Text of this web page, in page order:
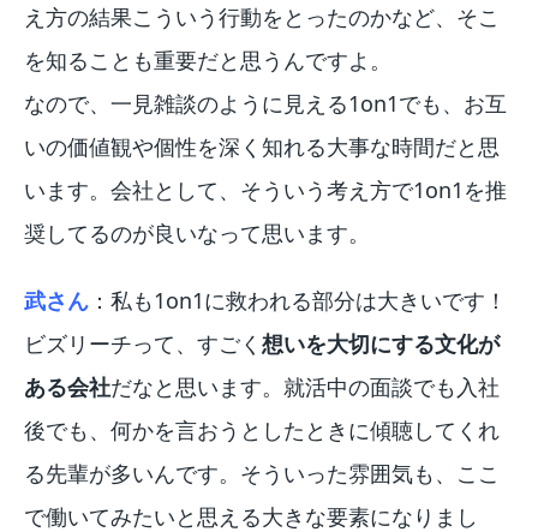
え方の結果こういう行動をとったのかなど、そこ
を知ることも重要だと思うんですよ。
なので、一見雑談のように見える1on1でも、お互
いの価値観や個性を深く知れる大事な時間だと思
います。会社として、そういう考え方で1on1を推
奨してるのが良いなって思います。
武さん ：私も1on1に救われる部分は大きいです！
ビズリーチって、すごく 想いを大切にする文化が
ある会社だなと思います。就活中の面談でも入社
後でも、何かを言おうとしたときに傾聴してくれ
る先輩が多いんです。そういった雰囲気も、ここ
で働いてみたいと思える大きな要素になりまし